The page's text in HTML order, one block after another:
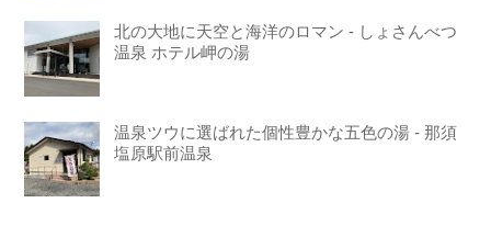
北の大地に天空と海洋のロマン - しょさんべつ
温泉 ホテル岬の湯
温泉ツウに選ばれた個性豊かな五色の湯 - 那須
塩原駅前温泉